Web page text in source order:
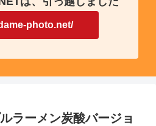
photo.net/
ラーメン炭酸バージョ